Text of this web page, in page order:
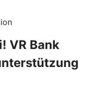
VR Bank